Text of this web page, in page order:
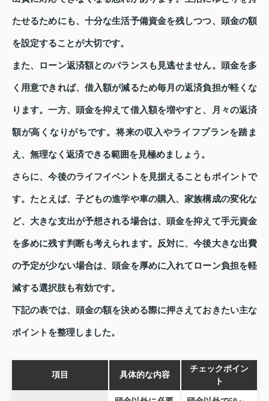
たせるためにも、十分な生活予備資金を残しつつ、頭金の額
を設定することが大切です。
また、ローン返済額とのバランスも見逃せません。頭金を多
く用意できれば、借入額が減るため毎月の返済負担が軽くな
ります。一方、頭金を抑えて借入額を増やすと、月々の返済
額が高くなりがちです。将来の収入やライフプランを踏ま
え、無理なく返済できる範囲を見極めましょう。
さらに、今後のライフイベントを見据えることもポイントで
す。たとえば、子どもの進学や車の購入、家族構成の変化な
ど、大きな支出が予想される場合は、頭金を抑えて手元資金
を多めに残す判断も考えられます。反対に、今後大きな出費
の予定が少ない場合は、頭金を厚めに入れてローン負担を軽
減する選択肢も有効です。
下記の表では、頭金の額を決める際に押さえておきたい主な
ポイントを整理しました。
項目 具体的な内容
チェックポイン
ト